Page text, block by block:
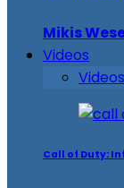
Mikis
Videos
Videos
Call of Duty: